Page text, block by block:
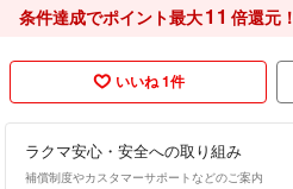
条件達成でポイント最大11 倍還元！
いいね 1件
ラクマ安心・安全への取り組み
補償制度やカスタマーサポートなどのご案内